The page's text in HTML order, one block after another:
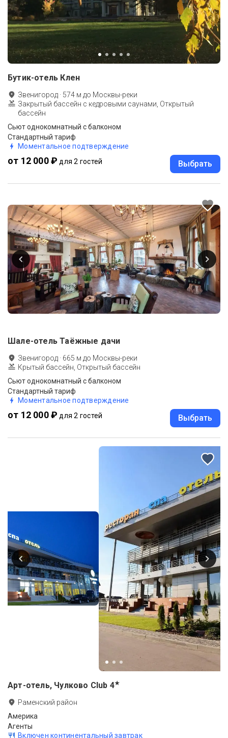
Бутик-отель Клен
Звенигород · 574 м до Москвы-реки
Закрытый бассейн с кедровыми саунами, Открытый
бассейн
Сьют однокомнатный c балконом
Стандартный тариф
Моментальное подтверждение
от 12 000 ₽ для 2 гостей Выбрать
Шале-отель Таёжные дачи
Звенигород · 665 м до Москвы-реки
Крытый бассейн, Открытый бассейн
Сьют однокомнатный c балконом
Стандартный тариф
Моментальное подтверждение
от 12 000 ₽ для 2 гостей Выбрать
Арт-отель, Чулково Club 4★
Раменский район
Америка
Агенты
Включен континентальный завтрак